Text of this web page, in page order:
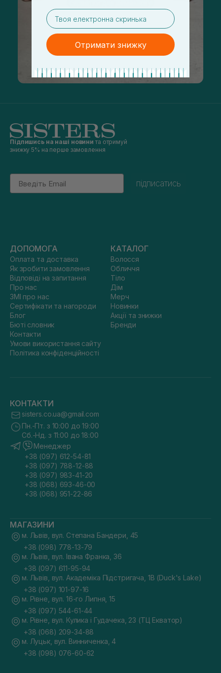
Підпишись на наші новини та отримуй
знижку 5% на перше замовлення
Email
підписатись
ДОПОМОГА
Оплата та доставка
Як зробити замовлення
Відповіді на запитання
Про нас
ЗМІ про нас
Сертифікати та нагороди
Блог
Бюті словник
Контакти
Умови використання сайту
Політика конфіденційності
КАТАЛОГ
Волосся
Обличчя
Тіло
Дім
Мерч
Новинки
Акції та знижки
Бренди
КОНТАКТИ
sisters.co.ua@gmail.com
Пн.-Пт. з 10:00 до 19:00
Сб.-Нд. з 11:00 до 18:00
Менеджер
+38 (097) 612-54-81
+38 (097) 788-12-88
+38 (097) 983-41-20
+38 (068) 693-46-00
+38 (068) 951-22-86
МАГАЗИНИ
м. Львів, вул. Степана Бандери, 45
+38 (098) 778-13-79
м. Львів, вул. Івана Франка, 36
+38 (097) 611-95-94
м. Львів, вул. Академіка Підстригача, 1В (Duck's Lake)
+38 (097) 101-97-16
м. Рівне, вул. 16-го Липня, 15
+38 (097) 544-61-44
м. Рівне, вул. Кулика і Гудачека, 23 (ТЦ Екватор)
+38 (068) 209-34-88
м. Луцьк, вул. Винниченка, 4
+38 (098) 076-60-62
email
Отримати знижку